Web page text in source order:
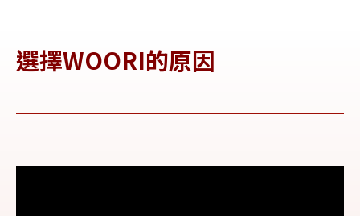
選擇WOORI的原因